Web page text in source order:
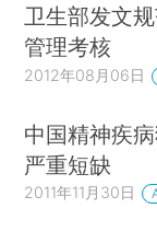
卫生部发文
管理考核
2012年08月06日
中国精神疾
严重短缺
2011年11月30日